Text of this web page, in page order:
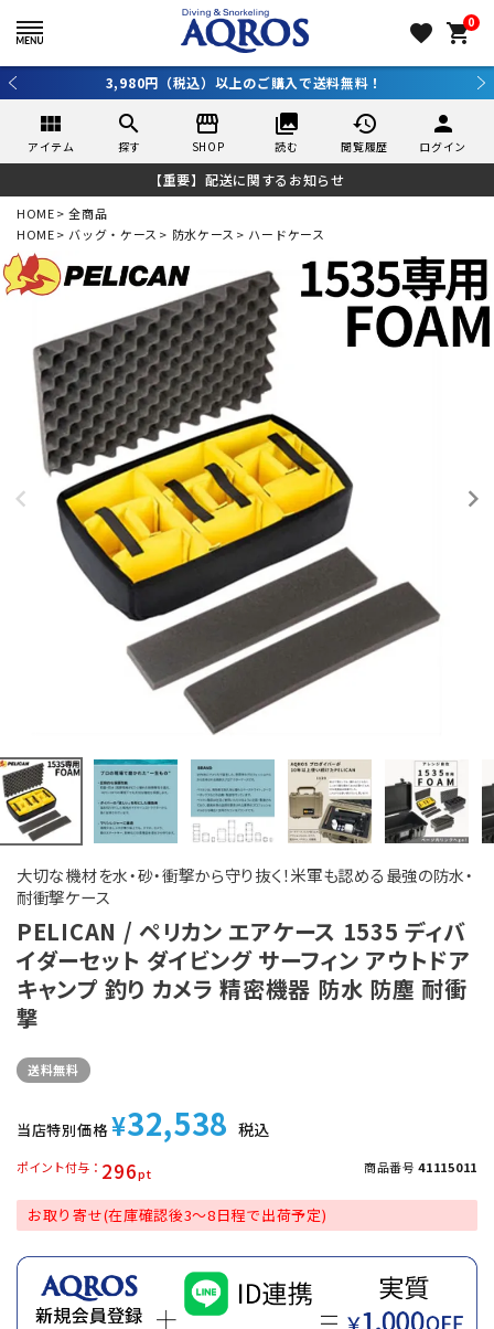
favorite 0
shopping_cart
新規アプリ会員登録で10％OFF！詳しくはコチラ ＞
view_module
アイテム
search
探す
storefront
SHOP
collections
読む
history
閲覧履歴
person
ログイン
【重要】配送に関するお知らせ
HOME
全商品
HOME
バッグ・ケース 防水ケース ハードケース
大切な機材を水・砂・衝撃から守り抜く！米軍も認める最強の防水・
耐衝撃ケース
PELICAN / ペリカン エアケース 1535 ディバ
イダーセット ダイビング サーフィン アウトドア
キャンプ 釣り カメラ 精密機器 防水 防塵 耐衝
撃
送料無料
当店特別価格 ¥32,538 税込
296
ポイント付与 商品番号 41115011
お取り寄せ(在庫確認後3～8日程で出荷予定)